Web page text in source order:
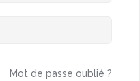
Mot de passe oublié ?